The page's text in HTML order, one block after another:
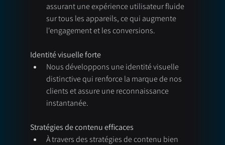
assurant une expérience utilisateur fluide
sur tous les appareils, ce qui augmente
l'engagement et les conversions.
Identité visuelle forte
Nous développons une identité visuelle
distinctive qui renforce la marque de nos
clients et assure une reconnaissance
instantanée.
Stratégies de contenu efficaces
À travers des stratégies de contenu bien